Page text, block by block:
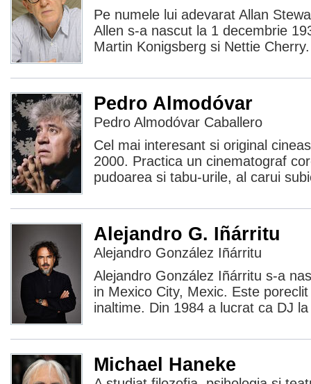
Pe numele lui adevarat Allan
Allen s-a nascut la 1 decembrie
Martin Konigsberg si Nettie
Pedro Almodóvar
Pedro Almodóvar Caballero
Cel mai interesant si original
2000. Practica un cinematograf
pudoarea si tabu-urile, al carui
Alejandro G. Iñárritu
Alejandro González Iñárritu
Alejandro González Iñárritu s-a
in Mexico City, Mexic. Este
inaltime. Din 1984 a lucrat ca DJ
Michael Haneke